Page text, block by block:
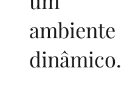
ambiente
dinâmico.